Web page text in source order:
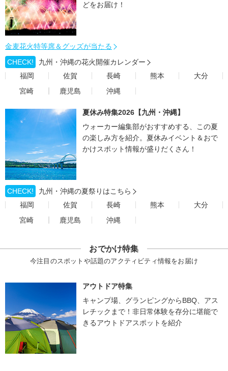
どをお届け！
金麦花火特等席＆グッズが当たる
CHECK!
九州・沖縄の花火開催カレンダー
福岡
佐賀 長崎 熊本
大分
宮崎
鹿児島 沖縄
夏休み特集2026【九州・沖縄】
ウォーカー編集部がおすすめする、この夏
の楽しみ方を紹介。夏休みイベント＆おで
かけスポット情報が盛りだくさん！
CHECK!
九州・沖縄の夏祭りはこちら
福岡
佐賀 長崎 熊本
大分
宮崎
鹿児島 沖縄
おでかけ特集
今注目のスポットや話題のアクティビティ情報をお届け
アウトドア特集
キャンプ場、グランピングからBBQ、アス
レチックまで！非日常体験を存分に堪能で
きるアウトドアスポットを紹介